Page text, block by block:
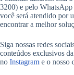
3200) e pelo
você será atendido por
encontrar a melhor
Siga nossas redes
conteúdos exclusivos
no Instagram e o nosso